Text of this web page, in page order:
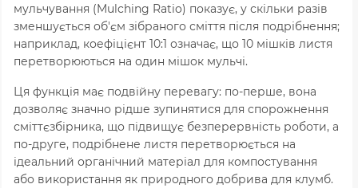
мульчування (Mulching Ratio) показує, у скільки разів
зменшується об'єм зібраного сміття після подрібнення;
наприклад, коефіцієнт 10:1 означає, що 10 мішків листя
перетворюються на один мішок мульчі.
Ця функція має подвійну перевагу: по-перше, вона
дозволяє значно рідше зупинятися для спорожнення
сміттєзбірника, що підвищує безперервність роботи, а
по-друге, подрібнене листя перетворюється на
ідеальний органічний матеріал для компостування
або використання як природного добрива для клумб.